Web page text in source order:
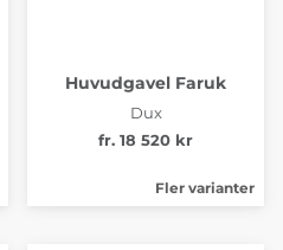
Huvudgavel Faruk
Dux
fr. 18 520 kr
Fler varianter